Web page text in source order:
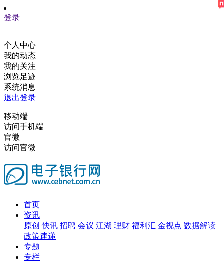
登录
个人中心
我的动态
我的关注
浏览足迹
系统消息
退出登录
移动端
访问手机端
官微
访问官微
首页
资讯
原创 快讯 招聘 会议 江湖 理财 福利汇 金视点 数据解读
政策速递
专题
专栏